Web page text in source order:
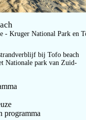
- Kruger National Park en
bij Tofo beach
Nationale park van Zuid-
programma